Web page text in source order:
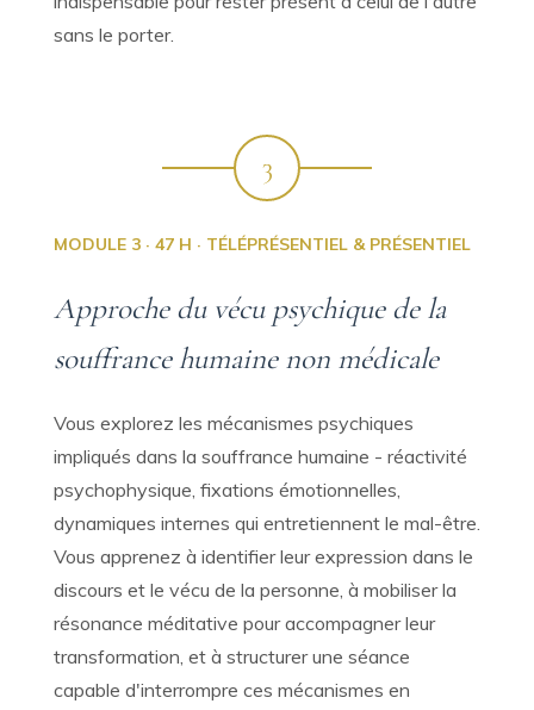
sans le porter.
3
MODULE 3 · 47 H · TÉLÉPRÉSENTIEL & PRÉSENTIEL
Approche du vécu psychique de la
souffrance humaine non médicale
Vous explorez les mécanismes psychiques
impliqués dans la souffrance humaine - réactivité
psychophysique, fixations émotionnelles,
dynamiques internes qui entretiennent le mal-être.
Vous apprenez à identifier leur expression dans le
discours et le vécu de la personne, à mobiliser la
résonance méditative pour accompagner leur
transformation, et à structurer une séance
capable d'interrompre ces mécanismes en